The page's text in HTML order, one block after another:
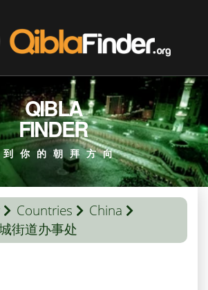
QIBLA
FINDER
到你的朝拜方向
Countries
China
街道办事处